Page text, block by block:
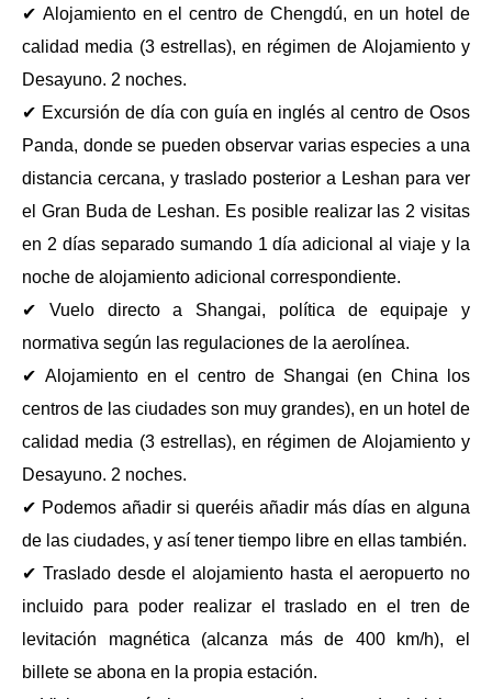
✔ Alojamiento en el centro de Chengdú, en un hotel de
calidad media (3 estrellas), en régimen de Alojamiento y
Desayuno. 2 noches.
✔ Excursión de día con guía en inglés al centro de Osos
Panda, donde se pueden observar varias especies a una
distancia cercana, y traslado posterior a Leshan para ver
el Gran Buda de Leshan. Es posible realizar las 2 visitas
en 2 días separado sumando 1 día adicional al viaje y la
noche de alojamiento adicional correspondiente.
✔ Vuelo directo a Shangai, política de equipaje y
normativa según las regulaciones de la aerolínea.
✔ Alojamiento en el centro de Shangai (en China los
centros de las ciudades son muy grandes), en un hotel de
calidad media (3 estrellas), en régimen de Alojamiento y
Desayuno. 2 noches.
✔ Podemos añadir si queréis añadir más días en alguna
de las ciudades, y así tener tiempo libre en ellas también.
✔ Traslado desde el alojamiento hasta el aeropuerto no
incluido para poder realizar el traslado en el tren de
levitación magnética (alcanza más de 400 km/h), el
billete se abona en la propia estación.